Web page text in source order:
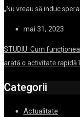
„Nu vreau să induc
mai 31, 2023
STUDIU. Cum
arată o activitate rapidă
Categorii
Actualitate